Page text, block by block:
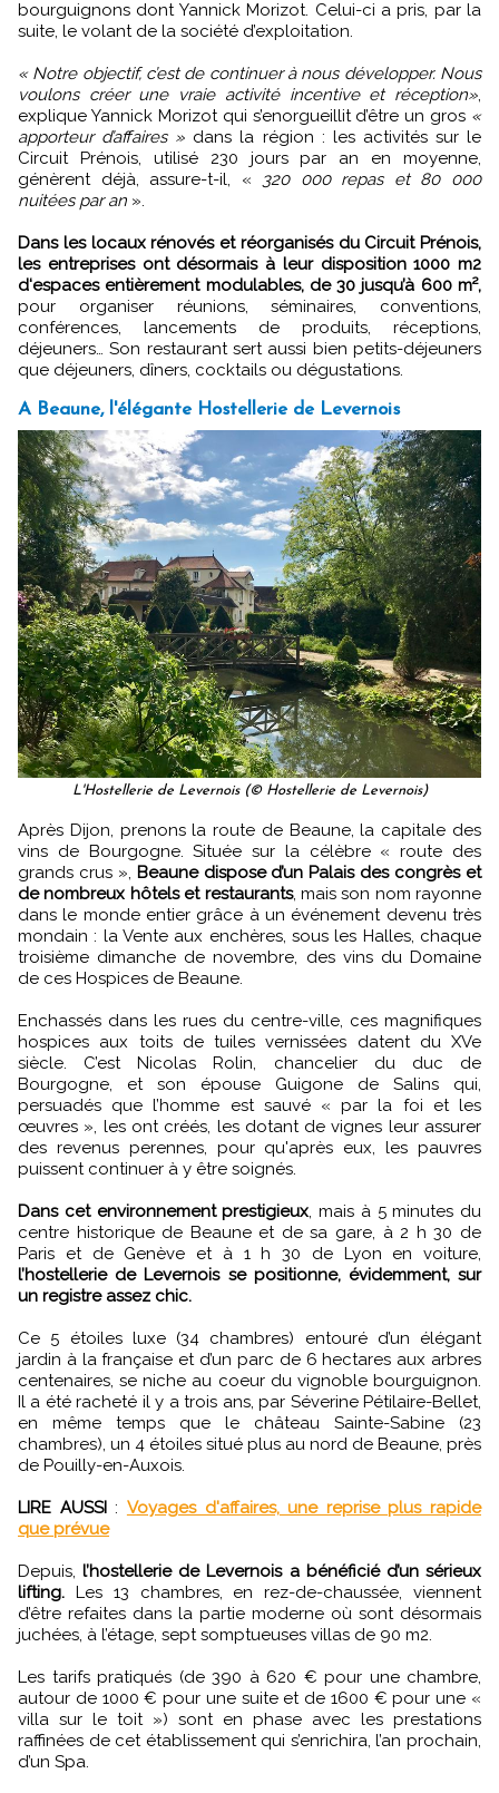
bourguignons dont Yannick Morizot. Celui-ci a pris, par la
suite, le volant de la société d’exploitation.
« Notre objectif, c’est de continuer à nous développer. Nous
voulons créer une vraie activité incentive et réception»,
explique Yannick Morizot qui s’enorgueillit d’être un gros «
apporteur d’affaires » dans la région : les activités sur le
Circuit Prénois, utilisé 230 jours par an en moyenne,
génèrent déjà, assure-t-il, « 320 000 repas et 80 000
nuitées par an ».
Dans les locaux rénovés et réorganisés du Circuit Prénois,
les entreprises ont désormais à leur disposition 1000 m2
d‘espaces entièrement modulables, de 30 jusqu’à 600 m²,
pour organiser réunions, séminaires, conventions,
conférences, lancements de produits, réceptions,
déjeuners… Son restaurant sert aussi bien petits-déjeuners
que déjeuners, dîners, cocktails ou dégustations.
A Beaune, l'élégante Hostellerie de Levernois
L'Hostellerie de Levernois (© Hostellerie de Levernois)
Après Dijon, prenons la route de Beaune, la capitale des
vins de Bourgogne. Située sur la célèbre « route des
grands crus », Beaune dispose d’un Palais des congrès et
de nombreux hôtels et restaurants, mais son nom rayonne
dans le monde entier grâce à un événement devenu très
mondain : la Vente aux enchères, sous les Halles, chaque
troisième dimanche de novembre, des vins du Domaine
de ces Hospices de Beaune.
Enchassés dans les rues du centre-ville, ces magnifiques
hospices aux toits de tuiles vernissées datent du XVe
siècle. C’est Nicolas Rolin, chancelier du duc de
Bourgogne, et son épouse Guigone de Salins qui,
persuadés que l’homme est sauvé « par la foi et les
œuvres », les ont créés, les dotant de vignes leur assurer
des revenus perennes, pour qu'après eux, les pauvres
puissent continuer à y être soignés.
Dans cet environnement prestigieux, mais à 5 minutes du
centre historique de Beaune et de sa gare, à 2 h 30 de
Paris et de Genève et à 1 h 30 de Lyon en voiture,
l’hostellerie de Levernois se positionne, évidemment, sur
un registre assez chic.
Ce 5 étoiles luxe (34 chambres) entouré d’un élégant
jardin à la française et d’un parc de 6 hectares aux arbres
centenaires, se niche au coeur du vignoble bourguignon.
Il a été racheté il y a trois ans, par Séverine Pétilaire-Bellet,
en même temps que le château Sainte-Sabine (23
chambres), un 4 étoiles situé plus au nord de Beaune, près
de Pouilly-en-Auxois.
LIRE AUSSI : Voyages d'affaires, une reprise plus rapide
que prévue
Depuis, l’hostellerie de Levernois a bénéficié d’un sérieux
lifting.
Les 13 chambres, en rez-de-chaussée, viennent
d’être refaites dans la partie moderne où sont désormais
juchées, à l’étage, sept somptueuses villas de 90 m2.
Les tarifs pratiqués (de 390 à 620 € pour une chambre,
autour de 1000 € pour une suite et de 1600 € pour une «
villa sur le toit ») sont en phase avec les prestations
raffinées de cet établissement qui s’enrichira, l’an prochain,
d’un Spa.